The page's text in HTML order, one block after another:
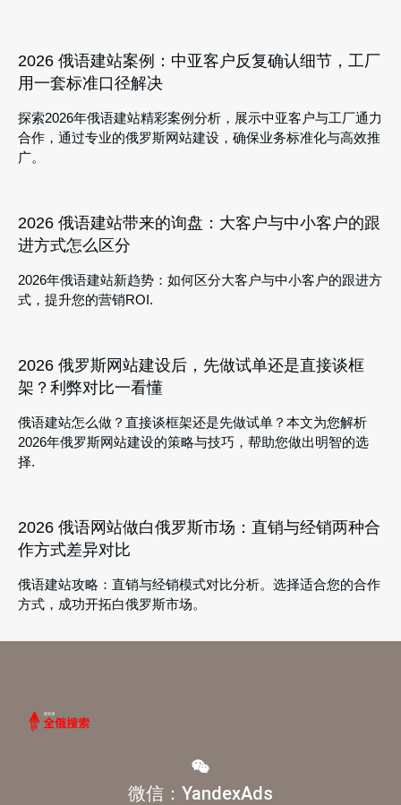
2026 俄语建站案例：中亚客户反复确认细节，工厂
用一套标准口径解决
探索2026年俄语建站精彩案例分析，展示中亚客户与工厂通力
合作，通过专业的俄罗斯网站建设，确保业务标准化与高效推
广。
2026 俄语建站带来的询盘：大客户与中小客户的跟
进方式怎么区分
2026年俄语建站新趋势：如何区分大客户与中小客户的跟进方
式，提升您的营销ROI.
2026 俄罗斯网站建设后，先做试单还是直接谈框
架？利弊对比一看懂
俄语建站怎么做？直接谈框架还是先做试单？本文为您解析
2026年俄罗斯网站建设的策略与技巧，帮助您做出明智的选
择.
2026 俄语网站做白俄罗斯市场：直销与经销两种合
作方式差异对比
俄语建站攻略：直销与经销模式对比分析。选择适合您的合作
方式，成功开拓白俄罗斯市场。
微信：YandexAds